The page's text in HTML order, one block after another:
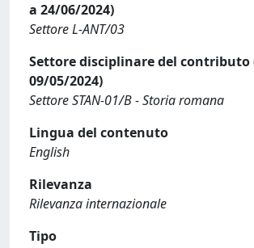
a 24/06/2024)
Settore L-ANT/03
Settore disciplinare del contributo
09/05/2024)
Settore STAN-01/B - Storia romana
Lingua del contenuto
English
Rilevanza
Rilevanza internazionale
Tipo